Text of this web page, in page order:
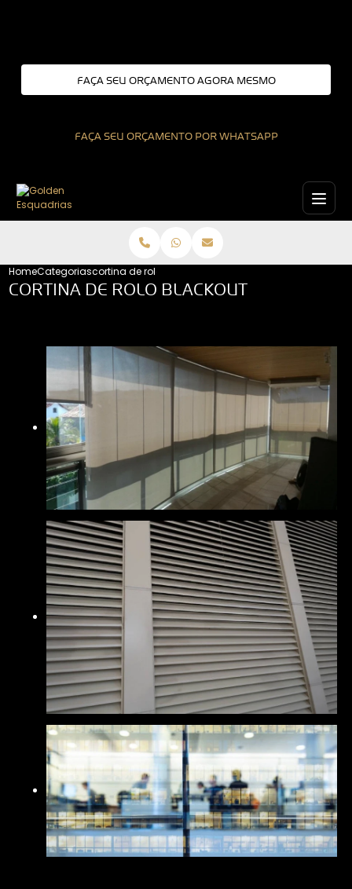
FAÇA SEU ORÇAMENTO AGORA MESMO
FAÇA SEU ORÇAMENTO POR WHATSAPP
HomeCategoriascortina de rolo blackout
CORTINA DE ROLO BLACKOUT